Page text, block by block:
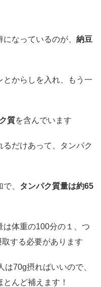
なっているのが、 納豆
とからしを入れ、もう一
質を含んでいます
だけあって、タンパク
、 タンパク質量は約65
は体重の100分の１、つ
する必要があります
70g摂ればいいので、
んど補えます！